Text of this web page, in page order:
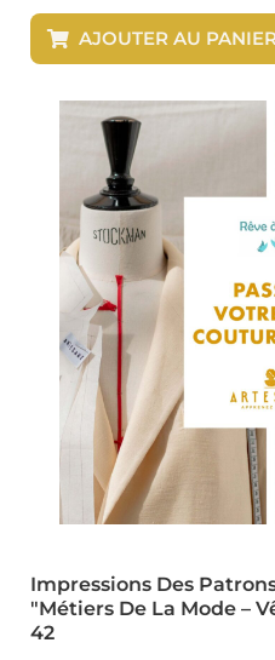
AJOUTER AU
Impressions Des
"Métiers De La Mode –
42